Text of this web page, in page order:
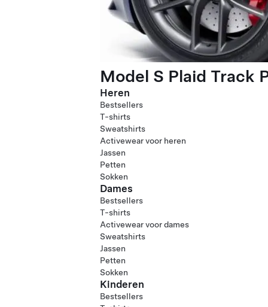
Model S Plaid Track
Heren
Bestsellers
T-shirts
Sweatshirts
Activewear voor heren
Jassen
Petten
Sokken
Dames
Bestsellers
T-shirts
Activewear voor dames
Sweatshirts
Jassen
Petten
Sokken
Kinderen
Bestsellers